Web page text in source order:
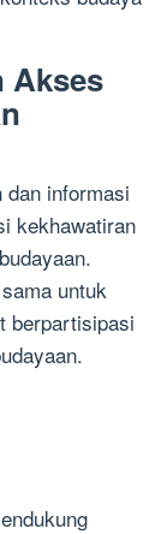
Akses
dan informasi
kekhawatiran
untuk
berpartisipasi